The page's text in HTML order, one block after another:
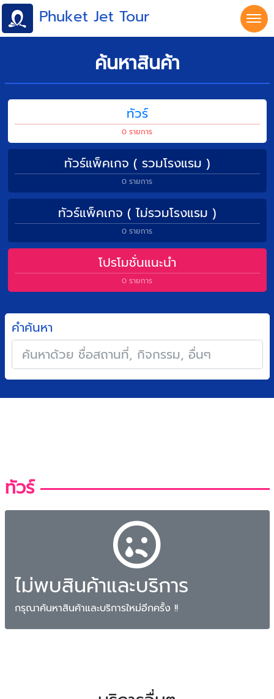
Phuket Jet Tour
ค้นหาสินค้า
ทัวร์
0 รายการ
ทัวร์แพ็คเกจ ( รวมโรงแรม )
0 รายการ
ทัวร์แพ็คเกจ ( ไม่รวมโรงแรม )
0 รายการ
โปรโมชั่นแนะนำ
0 รายการ
คำค้นหา
ทัวร์
ไม่พบสินค้าและบริการ
กรุณาค้นหาสินค้าและบริการใหม่อีกครั้ง !!